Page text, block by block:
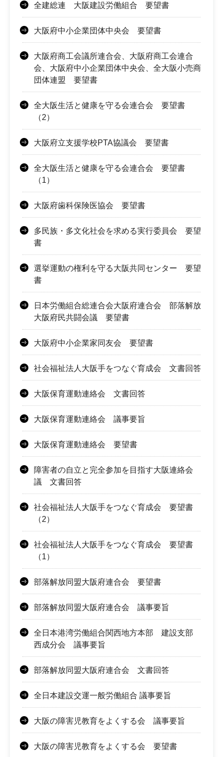
全建総連 大阪建設労働組合 要望書
大阪府中小企業団体中央会 要望書
大阪府商工会議所連合会、大阪府商工会連合
会、大阪府中小企業団体中央会、全大阪小売商
団体連盟 要望書
全大阪生活と健康を守る会連合会 要望書
（2）
大阪府立支援学校PTA協議会 要望書
全大阪生活と健康を守る会連合会 要望書
（1）
大阪府歯科保険医協会 要望書
多民族・多文化社会を求める実行委員会 要望
書
選挙運動の権利を守る大阪共同センター 要望
書
日本労働組合総連合会大阪府連合会 部落解放
大阪府民共闘会議 要望書
大阪府中小企業家同友会 要望書
社会福祉法人大阪手をつなぐ育成会 文書回答
大阪保育運動連絡会 文書回答
大阪保育運動連絡会 議事要旨
大阪保育運動連絡会 要望書
障害者の自立と完全参加を目指す大阪連絡会
議 文書回答
社会福祉法人大阪手をつなぐ育成会 要望書
（2）
社会福祉法人大阪手をつなぐ育成会 要望書
（1）
部落解放同盟大阪府連合会 要望書
部落解放同盟大阪府連合会 議事要旨
全日本港湾労働組合関西地方本部 建設支部
西成分会 議事要旨
部落解放同盟大阪府連合会 文書回答
全日本建設交運一般労働組合 議事要旨
大阪の障害児教育をよくする会 議事要旨
大阪の障害児教育をよくする会 要望書